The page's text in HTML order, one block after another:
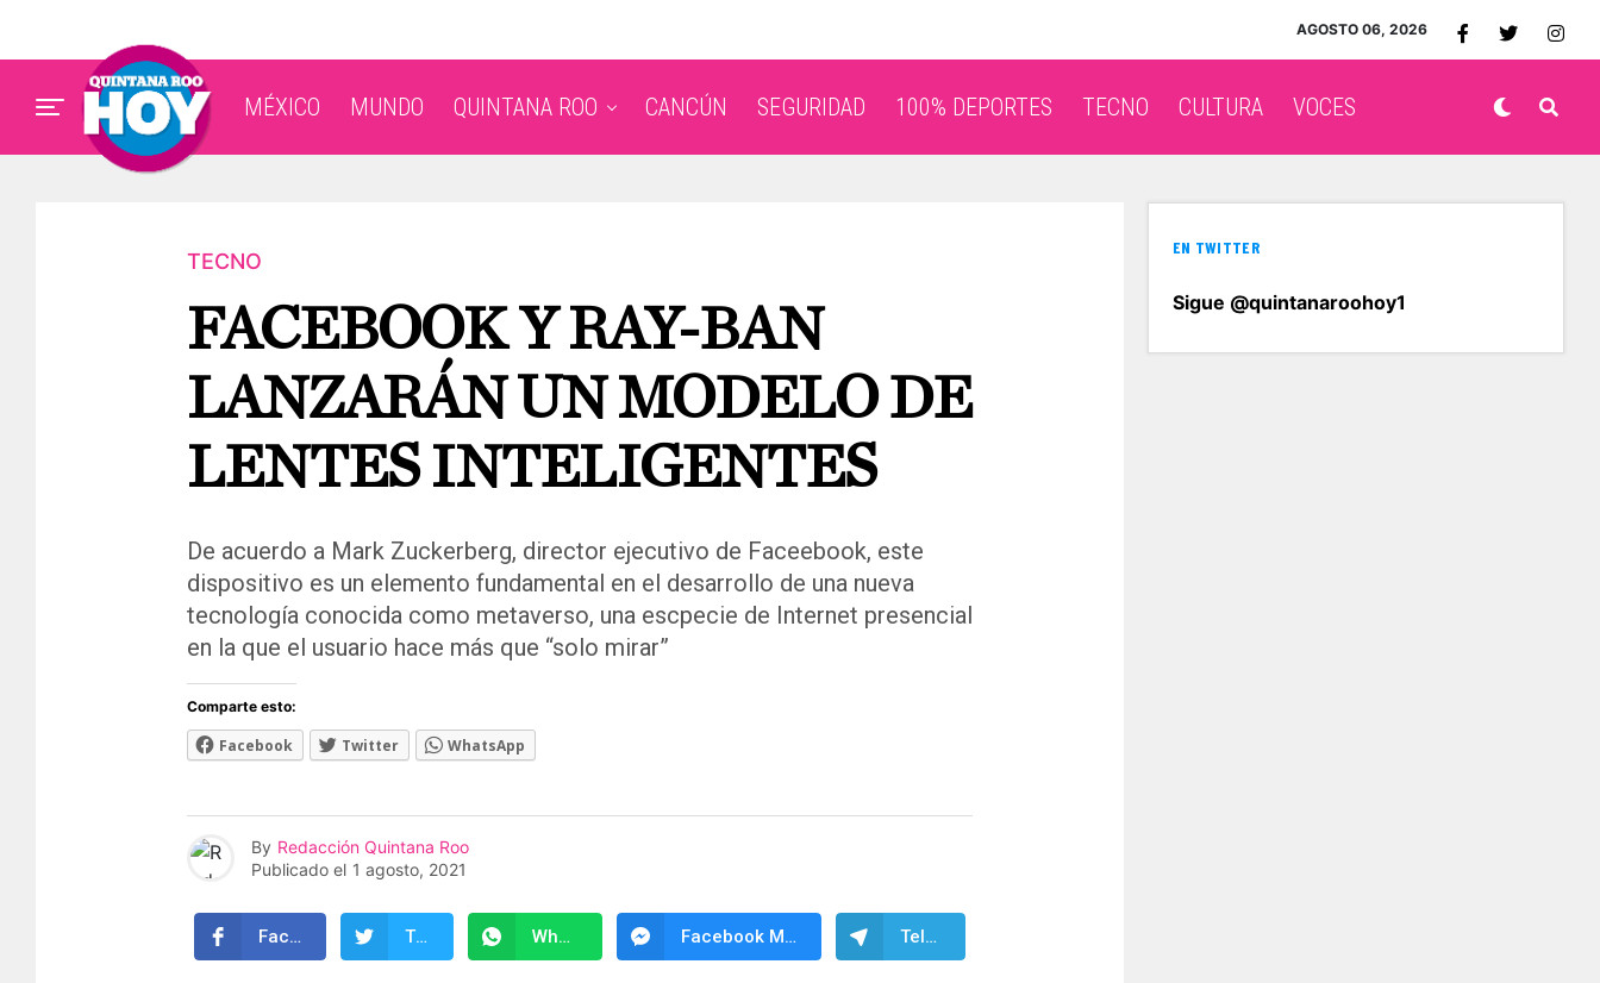
AGOSTO 06, 2026
MÉXICO MUNDO QUINTANA ROO CANCÚN SEGURIDAD 100% DEPORTES TECNO CULTURA VOCES
TECNO
FACEBOOK Y RAY-BAN
LANZARÁN UN MODELO DE
LENTES INTELIGENTES
De acuerdo a Mark Zuckerberg, director ejecutivo de Faceebook, este
dispositivo es un elemento fundamental en el desarrollo de una nueva
tecnología conocida como metaverso, una escpecie de Internet presencial
en la que el usuario hace más que “solo mirar”
Comparte esto:
Facebook Twitter WhatsApp
By Redacción Quintana Roo
Publicado el 1 agosto, 2021
Facebook Twitter WhatsApp Facebook Messenger Telegram
EN TWITTER
Sigue @quintanaroohoy1